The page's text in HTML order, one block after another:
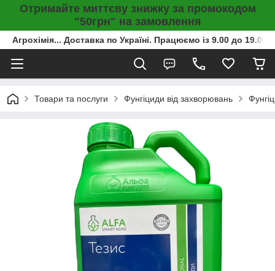
Отримайте миттєву знижку за промокодом
"50грн" на замовлення
Агрохімія... Доставка по Україні. Працюємо із 9.00 до
Товари та послуги Фунгіциди від захворювань